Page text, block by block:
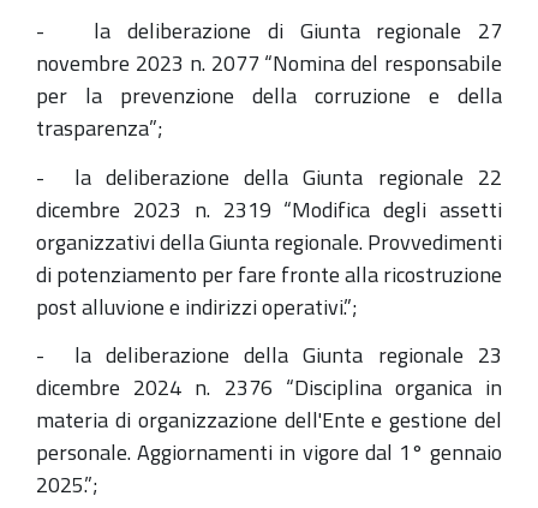
- la deliberazione di Giunta regionale 27
novembre 2023 n. 2077 “Nomina del responsabile
per la prevenzione della corruzione e della
trasparenza”;
- la deliberazione della Giunta regionale 22
dicembre 2023 n. 2319 “Modifica degli assetti
organizzativi della Giunta regionale. Provvedimenti
di potenziamento per fare fronte alla ricostruzione
post alluvione e indirizzi operativi.”;
- la deliberazione della Giunta regionale 23
dicembre 2024 n. 2376 “Disciplina organica in
materia di organizzazione dell'Ente e gestione del
personale. Aggiornamenti in vigore dal 1° gennaio
2025.”;